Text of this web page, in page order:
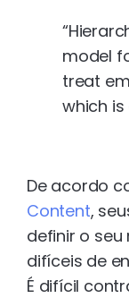
model
treat
which is
De acordo
Content,
definir o seu
difíceis de
É difícil